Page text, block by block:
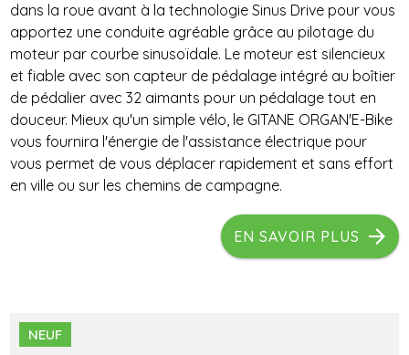
dans la roue avant à la technologie Sinus Drive pour vous
apportez une conduite agréable grâce au pilotage du
moteur par courbe sinusoïdale. Le moteur est silencieux
et fiable avec son capteur de pédalage intégré au boîtier
de pédalier avec 32 aimants pour un pédalage tout en
douceur. Mieux qu'un simple vélo, le GITANE ORGAN'E-Bike
vous fournira l'énergie de l'assistance électrique pour
vous permet de vous déplacer rapidement et sans effort
en ville ou sur les chemins de campagne.
EN SAVOIR PLUS
NEUF